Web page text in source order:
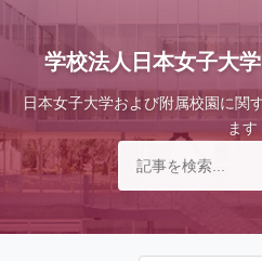
学校法人日本女子大
日本女子大学および附属校園に関
ます